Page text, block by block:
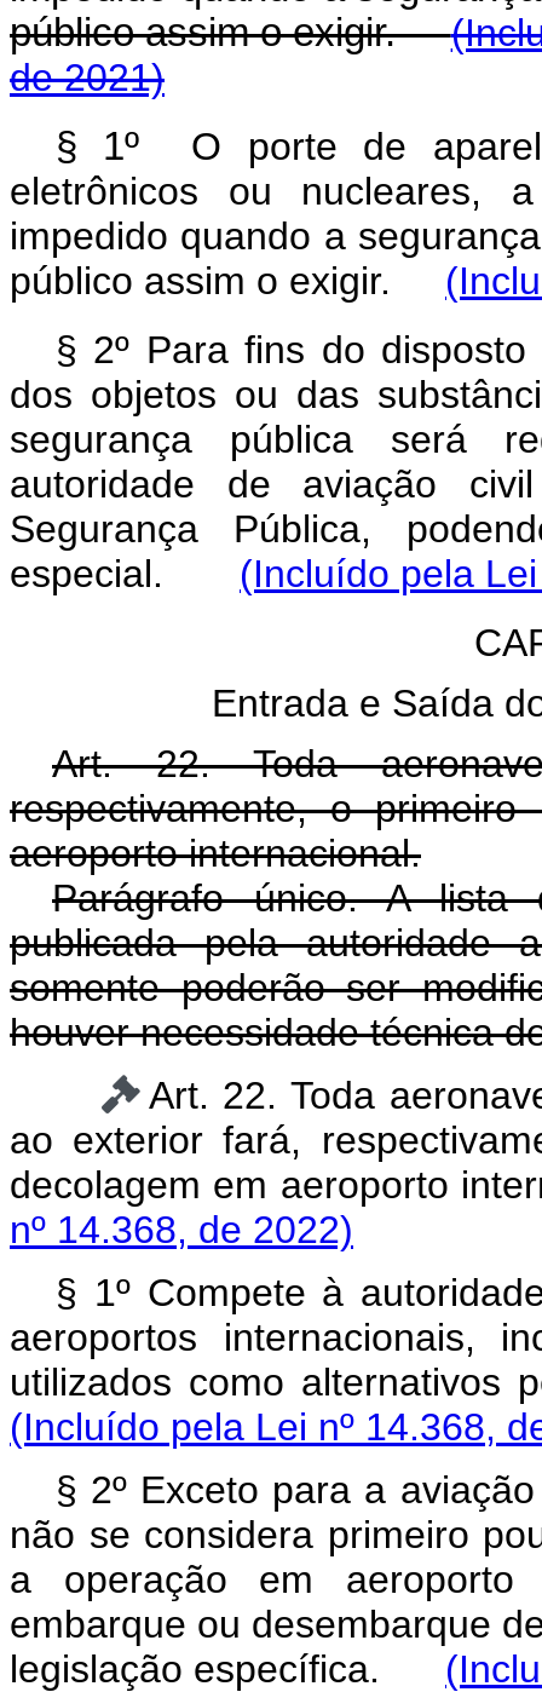
público assim o exigir.
de 2021)
§ 1º O porte de
eletrônicos ou nucleares,
impedido quando a
público assim o exigir.
§ 2º Para fins do
dos objetos ou das
segurança pública será
autoridade de aviação
Segurança Pública,
especial. (Incluído pela
Entrada e Saída
Art. 22. Toda
respectivamente, o
aeroporto internacional.
Parágrafo único. A lista
publicada pela autoridade
somente poderão ser
houver necessidade técnica
Art. 22. Toda
ao exterior fará,
decolagem em aeroporto
nº 14.368, de 2022)
§ 1º Compete à
aeroportos internacionais,
utilizados como
(Incluído pela Lei nº 14.368,
§ 2º Exceto para a
não se considera primeiro
a operação em
embarque ou desembarque
legislação específica.